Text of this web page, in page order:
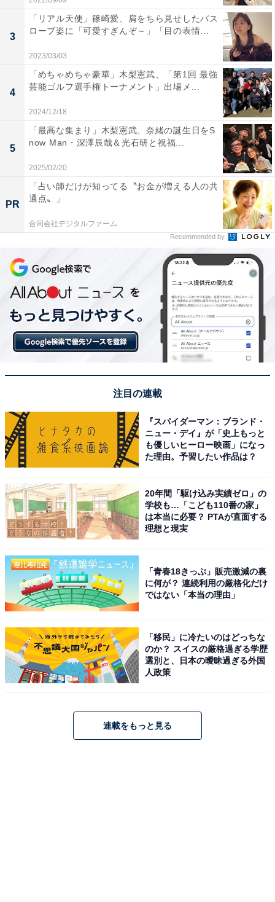
3
「リアル天使」篠崎愛、肩をちら見せしたバス
ローブ姿に「可愛すぎんぞ～」「目の表情...
2023/03/03
4
「めちゃめちゃ豪華」木梨憲武、「第1回 最強
芸能ゴルフ選手権トーナメント」出場メ...
2024/12/18
5
「最高な集まり」木梨憲武、奈緒の誕生日をS
now Man・深澤辰哉＆光石研と祝福...
2025/02/20
PR
「占い師だけが知ってる〝お金が増える人の共
通点〟」
合同会社デジタルファーム
Recommended by
注目の連載
『スパイダーマン：ブランド・
ニュー・デイ』が「史上もっと
も優しいヒーロー映画」になっ
た理由。予習したい作品は？
20年間「駆け込み実績ゼロ」の
学校も…「こども110番の家」
は本当に必要？ PTAが直面する
理想と現実
「青春18きっぷ」販売激減の裏
に何が？ 連続利用の厳格化だけ
ではない「本当の理由」
「移民」に冷たいのはどっちな
のか？ スイスの厳格過ぎる学歴
選別と、日本の曖昧過ぎる外国
人政策
連載をもっと見る